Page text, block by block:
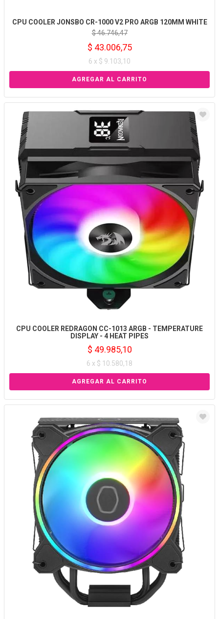
CPU COOLER JONSBO CR-1000 V2 PRO ARGB 120MM WHITE
$ 46.746,47
$ 43.006,75
6 x $ 9.103,10
CPU COOLER REDRAGON CC-1013 ARGB - TEMPERATURE
DISPLAY - 4 HEAT PIPES
$ 49.985,10
6 x $ 10.580,18